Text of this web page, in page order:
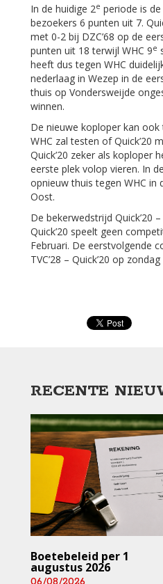
In de huidige 2e periode is
bezoekers 6 punten uit 7.
met 0-2 bij DZC’68 op de
punten uit 18 terwijl WHC 9e
heeft dus tegen WHC
nederlaag in Wezep in de
thuis op Vondersweijde
winnen.
De nieuwe koploper kan
WHC zal testen of Quick’20
Quick’20 zeker als koploper
eerste plek volop vieren. In
opnieuw thuis tegen WHC in
Oost.
De bekerwedstrijd Quick’20
Quick’20 speelt geen
Februari. De eerstvolgende
TVC’28 – Quick’20 op
RECENTE
Boetebeleid per 1
augustus 2026